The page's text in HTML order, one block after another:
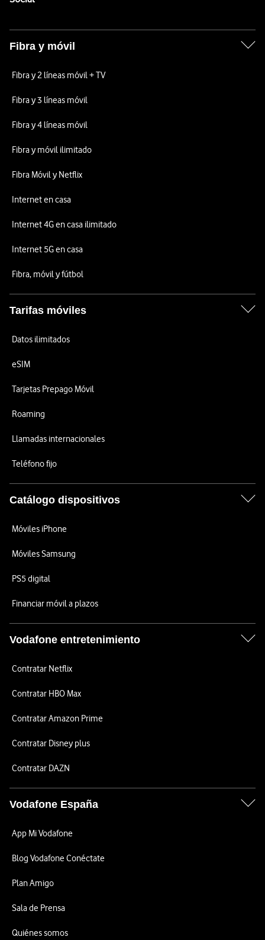
Fibra y móvil
Fibra y 2 líneas móvil + TV
Fibra y 3 líneas móvil
Fibra y 4 líneas móvil
Fibra y móvil ilimitado
Fibra Móvil y Netflix
Internet en casa
Internet 4G en casa ilimitado
Internet 5G en casa
Fibra, móvil y fútbol
Tarifas móviles
Datos ilimitados
eSIM
Tarjetas Prepago Móvil
Roaming
Llamadas internacionales
Teléfono fijo
Catálogo dispositivos
Móviles iPhone
Móviles Samsung
PS5 digital
Financiar móvil a plazos
Vodafone entretenimiento
Contratar Netflix
Contratar HBO Max
Contratar Amazon Prime
Contratar Disney plus
Contratar DAZN
Vodafone España
App Mi Vodafone
Blog Vodafone Conéctate
Plan Amigo
Sala de Prensa
Quiénes somos